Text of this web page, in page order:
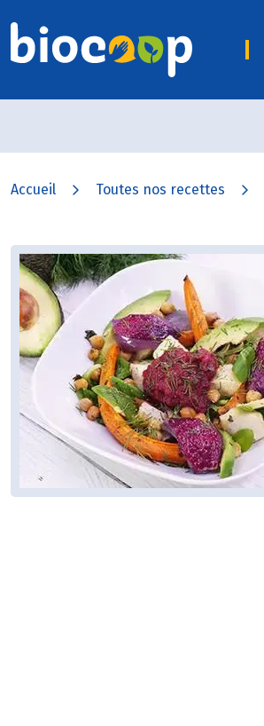
Accueil Toutes nos recettes